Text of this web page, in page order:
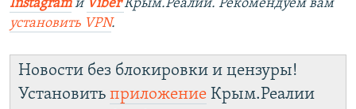
Instagramи ViberКрым.Реалии. Рекомендуем вам
установить VPN.
Новости без блокировки и цензуры!
Установить приложение Крым.Реалии